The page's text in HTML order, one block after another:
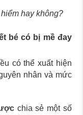
hay không?
bé có bị mề đay
có thể xuất hiện
nhân và mức
chia sẻ một số